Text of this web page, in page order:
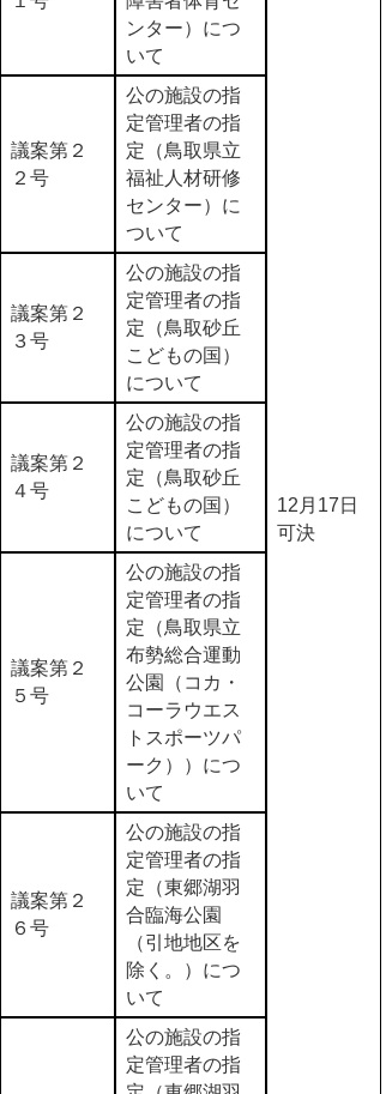
12月17日
可決
ンター）につ
いて
議案第２
２号
公の施設の指
定管理者の指
定（鳥取県立
福祉人材研修
センター）に
ついて
議案第２
３号
公の施設の指
定管理者の指
定（鳥取砂丘
こどもの国）
について
議案第２
４号
公の施設の指
定管理者の指
定（鳥取砂丘
こどもの国）
について
議案第２
５号
公の施設の指
定管理者の指
定（鳥取県立
布勢総合運動
公園（コカ・
コーラウエス
トスポーツパ
ーク））につ
いて
議案第２
６号
公の施設の指
定管理者の指
定（東郷湖羽
合臨海公園
（引地地区を
除く。）につ
いて
公の施設の指
定管理者の指